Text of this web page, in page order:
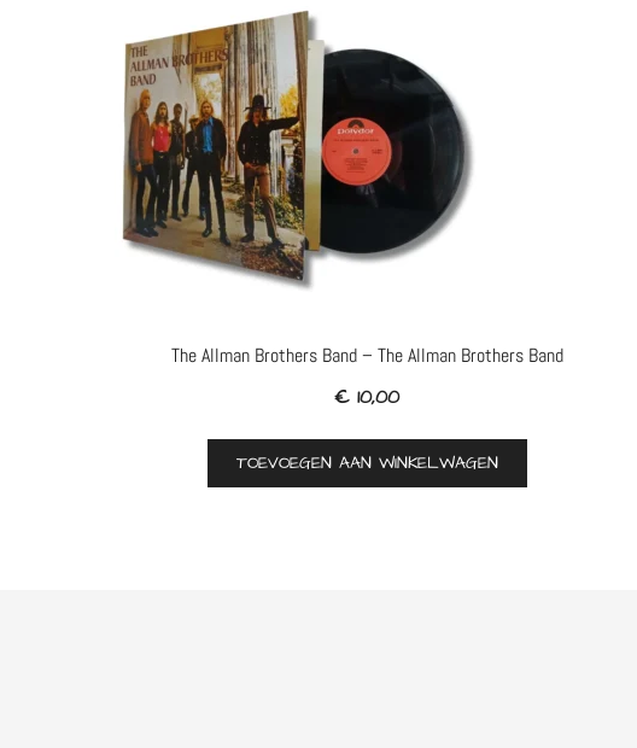
The Allman Brothers Band – The Allman Brothers Band
€ 10,00
TOEVOEGEN AAN WINKELWAGEN